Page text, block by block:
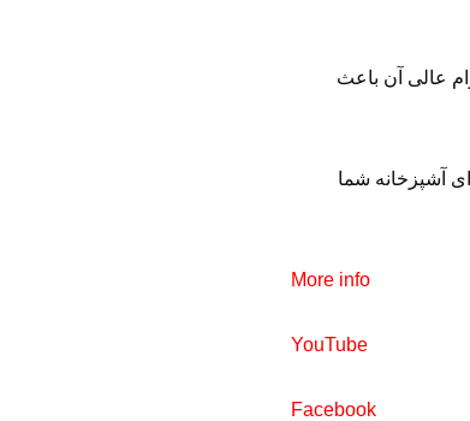
عالی آن باعث
آشپزخانه شما
More info
YouTube
Facebook